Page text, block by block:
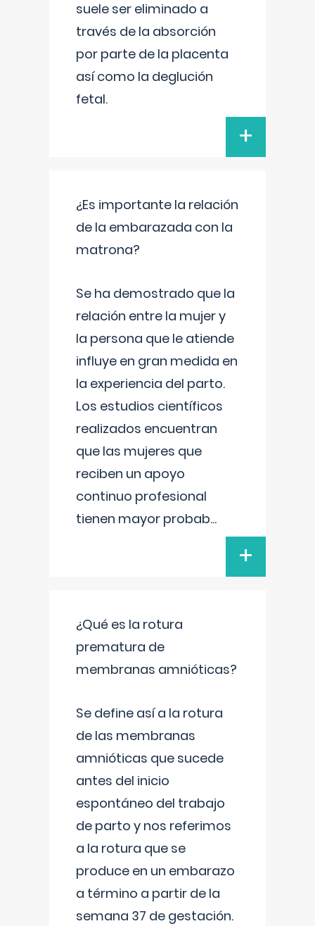
suele ser eliminado a
través de la absorción
por parte de la placenta
así como la deglución
fetal.
+
¿Es importante la relación
de la embarazada con la
matrona?
Se ha demostrado que la
relación entre la mujer y
la persona que le atiende
influye en gran medida en
la experiencia del parto.
Los estudios científicos
realizados encuentran
que las mujeres que
reciben un apoyo
continuo profesional
tienen mayor probab...
+
¿Qué es la rotura
prematura de
membranas amnióticas?
Se define así a la rotura
de las membranas
amnióticas que sucede
antes del inicio
espontáneo del trabajo
de parto y nos referimos
a la rotura que se
produce en un embarazo
a término a partir de la
semana 37 de gestación.